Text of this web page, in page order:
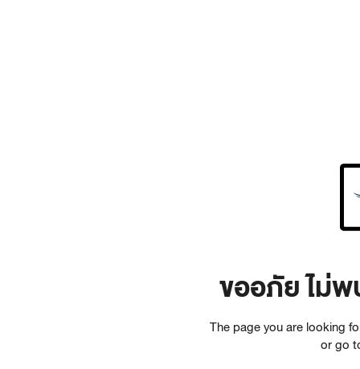
ขออภัย ไม่
The page you are looking
or go